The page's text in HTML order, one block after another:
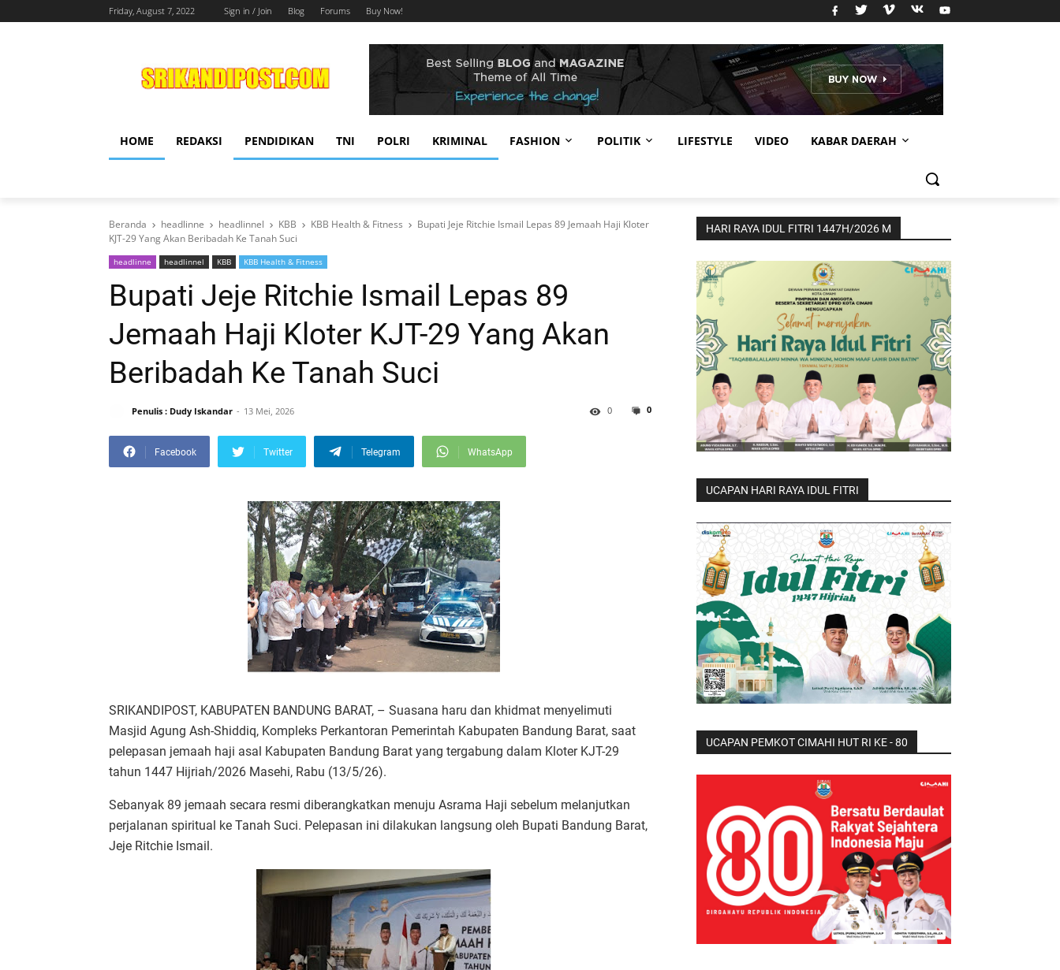
Friday, August 7, 2022 Sign in / Join Blog Forums Buy Now!
HOME REDAKSI PENDIDIKAN TNI POLRI KRIMINAL FASHION POLITIK LIFESTYLE VIDEO KABAR DAERAH
Beranda headlinne headlinnel KBB KBB Health & Fitness
Bupati Jeje Ritchie Ismail Lepas 89 Jemaah Haji Kloter
KJT-29 Yang Akan Beribadah Ke Tanah Suci
headlinne headlinnel KBB KBB Health & Fitness
Bupati Jeje Ritchie Ismail Lepas 89
Jemaah Haji Kloter KJT-29 Yang Akan
Beribadah Ke Tanah Suci
Penulis : Dudy Iskandar 13 Mei, 2026 0
0
Facebook Twitter Telegram WhatsApp
SRIKANDIPOST, KABUPATEN BANDUNG BARAT, – Suasana haru dan khidmat menyelimuti
Masjid Agung Ash-Shiddiq, Kompleks Perkantoran Pemerintah Kabupaten Bandung Barat, saat
pelepasan jemaah haji asal Kabupaten Bandung Barat yang tergabung dalam Kloter KJT-29
tahun 1447 Hijriah/2026 Masehi, Rabu (13/5/26).
Sebanyak 89 jemaah secara resmi diberangkatkan menuju Asrama Haji sebelum melanjutkan
perjalanan spiritual ke Tanah Suci. Pelepasan ini dilakukan langsung oleh Bupati Bandung Barat,
Jeje Ritchie Ismail.
HARI RAYA IDUL FITRI 1447H/2026 M
UCAPAN HARI RAYA IDUL FITRI
UCAPAN PEMKOT CIMAHI HUT RI KE - 80